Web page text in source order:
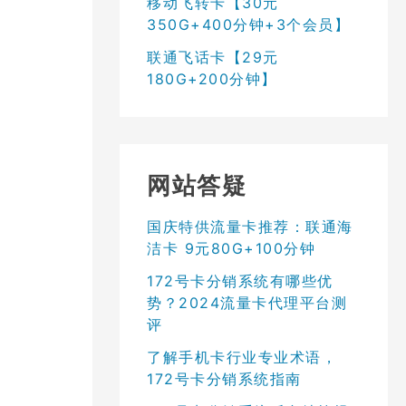
350G+400分钟+3个会员】
联通飞话卡【29元
180G+200分钟】
网站答疑
国庆特供流量卡推荐：联通海
洁卡 9元80G+100分钟
172号卡分销系统有哪些优
势？2024流量卡代理平台测
评
了解手机卡行业专业术语，
172号卡分销系统指南